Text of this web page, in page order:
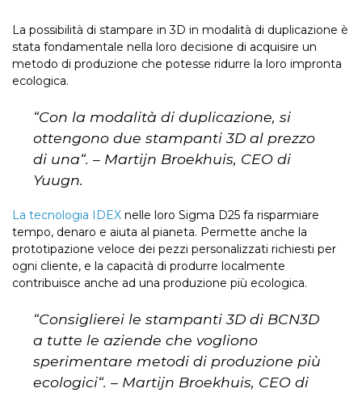
La possibilità di stampare in 3D in modalità di duplicazione è
stata fondamentale nella loro decisione di acquisire un
metodo di produzione che potesse ridurre la loro impronta
ecologica.
“Con la modalità di duplicazione, si
ottengono due stampanti 3D al prezzo
di una“. – Martijn Broekhuis, CEO di
Yuugn.
La tecnologia IDEX nelle loro Sigma D25 fa risparmiare
tempo, denaro e aiuta al pianeta. Permette anche la
prototipazione veloce dei pezzi personalizzati richiesti per
ogni cliente, e la capacità di produrre localmente
contribuisce anche ad una produzione più ecologica.
“Consiglierei le stampanti 3D di BCN3D
a tutte le aziende che vogliono
sperimentare metodi di produzione più
ecologici“. – Martijn Broekhuis, CEO di